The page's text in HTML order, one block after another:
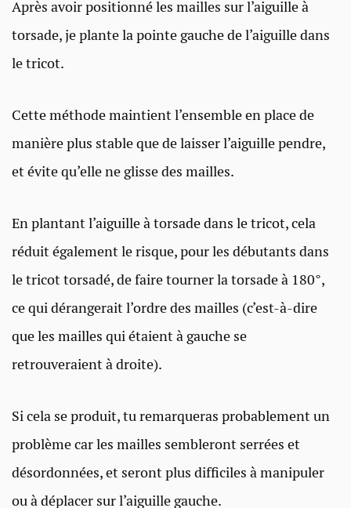
Après avoir positionné les mailles sur l’aiguille à
torsade, je plante la pointe gauche de l’aiguille dans
le tricot.
Cette méthode maintient l’ensemble en place de
manière plus stable que de laisser l’aiguille pendre,
et évite qu’elle ne glisse des mailles.
En plantant l’aiguille à torsade dans le tricot, cela
réduit également le risque, pour les débutants dans
le tricot torsadé, de faire tourner la torsade à 180°,
ce qui dérangerait l’ordre des mailles (c’est-à-dire
que les mailles qui étaient à gauche se
retrouveraient à droite).
Si cela se produit, tu remarqueras probablement un
problème car les mailles sembleront serrées et
désordonnées, et seront plus difficiles à manipuler
ou à déplacer sur l’aiguille gauche.